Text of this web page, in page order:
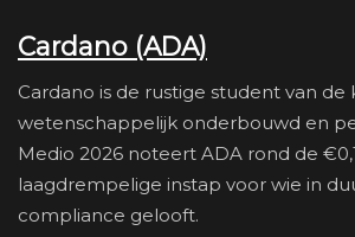
Cardano (ADA)
Cardano is de rustige student van de
wetenschappelijk onderbouwd en
Medio 2026 noteert ADA rond de
laagdrempelige instap voor wie in
compliance gelooft.